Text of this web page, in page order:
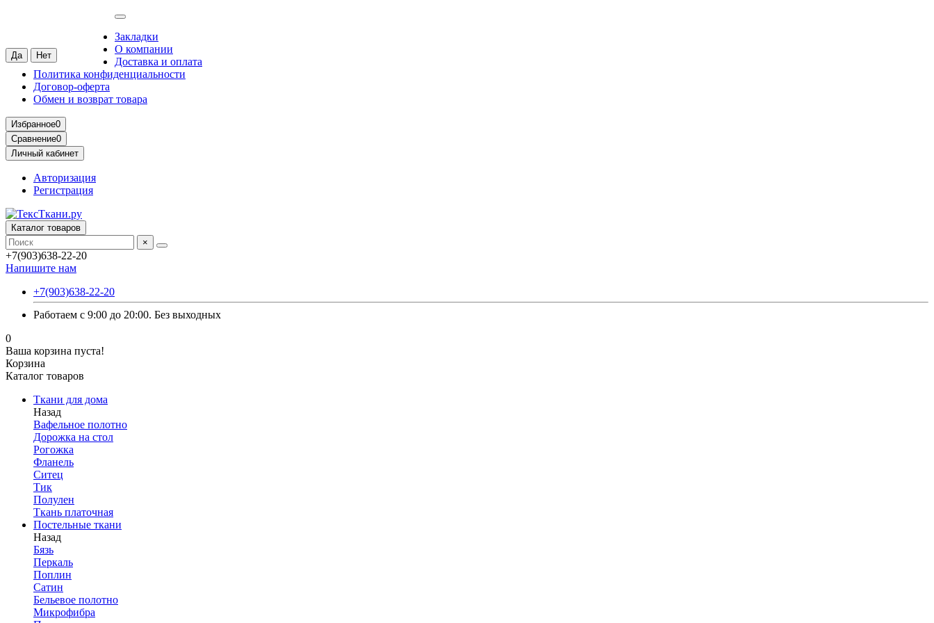
Закладки
О компании
Доставка и оплата
Политика конфиденциальности
Договор-оферта
Обмен и возврат товара
Избранное0
Сравнение0
Личный кабинет
Авторизация
Регистрация
Каталог товаров
×
+7(903)638-22-20
Напишите нам
+7(903)638-22-20
Работаем с 9:00 до 20:00. Без выходных
0
Ваша корзина пуста!
Корзина
Каталог товаров
Ткани для дома
Назад
Вафельное полотно
Дорожка на стол
Рогожка
Фланель
Ситец
Тик
Полулен
Ткань платочная
Постельные ткани
Назад
Бязь
Перкаль
Поплин
Сатин
Бельевое полотно
Микрофибра